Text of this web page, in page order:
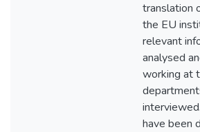
translation
the EU
relevant
analysed
working at
have been